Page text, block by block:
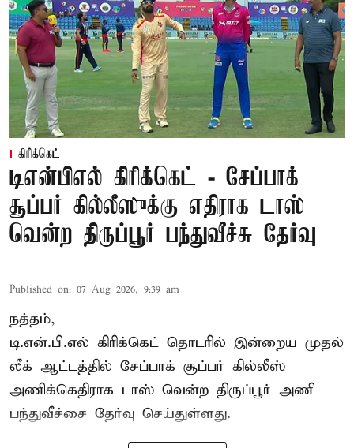
கிரிக்கெட்
டிஎன்பிஎல் கிரிக்கெட் - சேப்பாக்
சூப்பர் கில்லீஸுக்கு எதிராக டாஸ்
வென்ற திருப்பூர் பந்துவீச்சு தேர்வு
Published on: 07 Aug 2026, 9:39 am
நத்தம்,
டி.என்.பி.எல் கிரிக்கெட் தொடரில் இன்றைய முதல்
லீக் ஆட்டத்தில் சேப்பாக் சூப்பர் கில்லீஸ்
அணிக்கெதிராக டாஸ் வென்ற திருப்பூர் அணி
பந்துவீச்சை தேர்வு செய்துள்ளது.